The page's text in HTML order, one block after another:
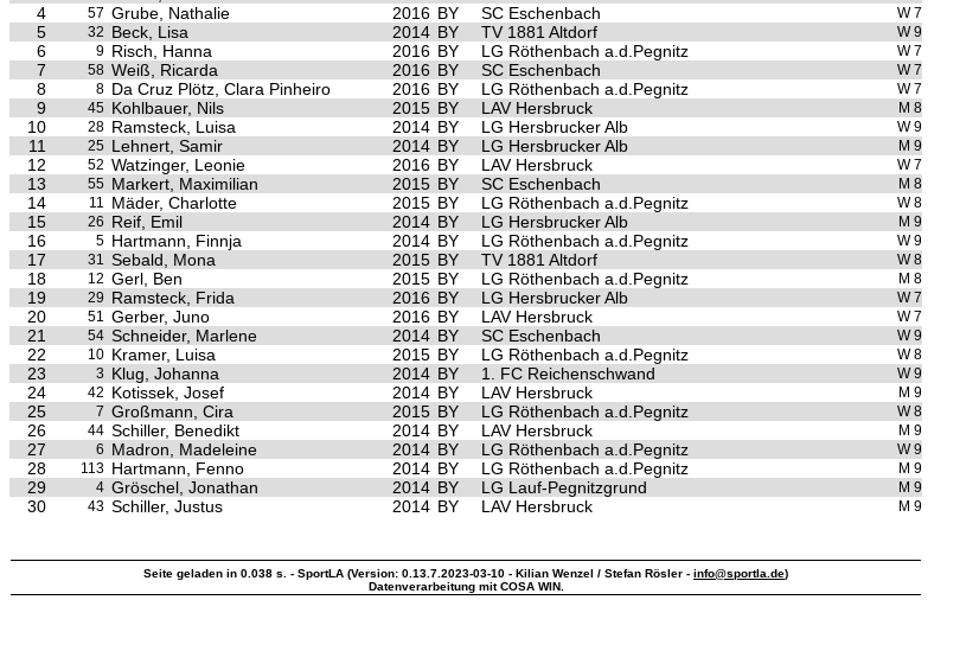
4 57 Grube, Nathalie 2016 BY SC Eschenbach W 7
5 32 Beck, Lisa 2014 BY TV 1881 Altdorf W 9
6 9 Risch, Hanna 2016 BY LG Röthenbach a.d.Pegnitz W 7
7 58 Weiß, Ricarda 2016 BY SC Eschenbach W 7
8 8 Da Cruz Plötz, Clara Pinheiro 2016 BY LG Röthenbach a.d.Pegnitz W 7
9 45 Kohlbauer, Nils 2015 BY LAV Hersbruck M 8
10 28 Ramsteck, Luisa 2014 BY LG Hersbrucker Alb W 9
11 25 Lehnert, Samir 2014 BY LG Hersbrucker Alb M 9
12 52 Watzinger, Leonie 2016 BY LAV Hersbruck W 7
13 55 Markert, Maximilian 2015 BY SC Eschenbach M 8
14 11 Mäder, Charlotte 2015 BY LG Röthenbach a.d.Pegnitz W 8
15 26 Reif, Emil 2014 BY LG Hersbrucker Alb M 9
16 5 Hartmann, Finnja 2014 BY LG Röthenbach a.d.Pegnitz W 9
17 31 Sebald, Mona 2015 BY TV 1881 Altdorf W 8
18 12 Gerl, Ben 2015 BY LG Röthenbach a.d.Pegnitz M 8
19 29 Ramsteck, Frida 2016 BY LG Hersbrucker Alb W 7
20 51 Gerber, Juno 2016 BY LAV Hersbruck W 7
21 54 Schneider, Marlene 2014 BY SC Eschenbach W 9
22 10 Kramer, Luisa 2015 BY LG Röthenbach a.d.Pegnitz W 8
23 3 Klug, Johanna 2014 BY 1. FC Reichenschwand W 9
24 42 Kotissek, Josef 2014 BY LAV Hersbruck M 9
25 7 Großmann, Cira 2015 BY LG Röthenbach a.d.Pegnitz W 8
26 44 Schiller, Benedikt 2014 BY LAV Hersbruck M 9
27 6 Madron, Madeleine 2014 BY LG Röthenbach a.d.Pegnitz W 9
28 113 Hartmann, Fenno 2014 BY LG Röthenbach a.d.Pegnitz M 9
29 4 Gröschel, Jonathan 2014 BY LG Lauf-Pegnitzgrund M 9
30 43 Schiller, Justus 2014 BY LAV Hersbruck M 9
Seite geladen in 0.038 s. - SportLA (Version: 0.13.7.2023-03-10 - Kilian Wenzel / Stefan Rösler - info@sportla.de)
Datenverarbeitung mit COSA WIN.